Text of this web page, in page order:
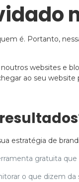
é. Portanto,
websites e
ao seu
estratégia de
gratuita
o que dizem da